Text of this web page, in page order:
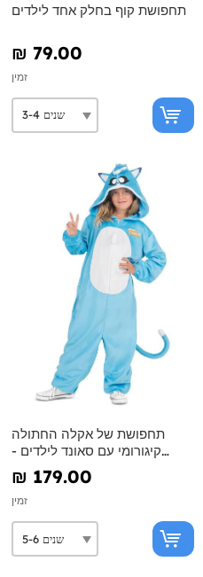
תחפושת קוף בחלק אחד לילדים
₪‎ 79.00
זמין
תחפושת של אקלה החתולה
קיגורומי עם סאונד לילדים -
מייקרק
₪‎ 179.00
זמין